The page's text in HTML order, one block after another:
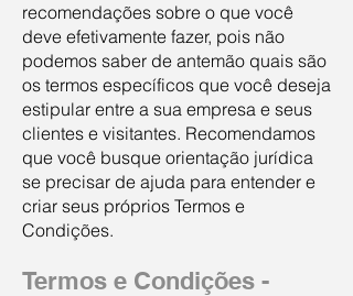
recomendações sobre o que você
deve efetivamente fazer, pois não
podemos saber de antemão quais são
os termos específicos que você deseja
estipular entre a sua empresa e seus
clientes e visitantes. Recomendamos
que você busque orientação jurídica
se precisar de ajuda para entender e
criar seus próprios Termos e
Condições.
Termos e Condições -